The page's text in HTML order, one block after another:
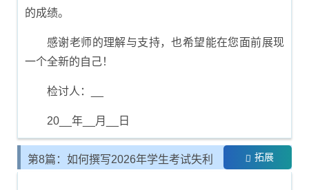
的成绩。
感谢老师的理解与支持，也希望能在您面前展现
一个全新的自己！
检讨人：__
20__年__月__日
第8篇：如何撰写2026年学生考试失利 拓展